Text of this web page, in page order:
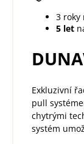
3 roky
5 let
Exkluzivní
pull
chytrými
systém